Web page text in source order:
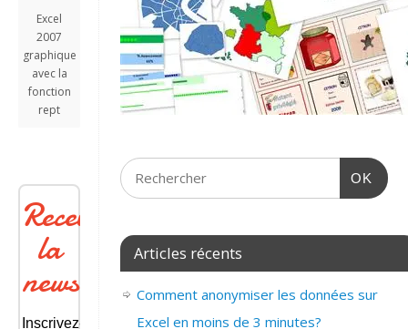
Excel
2007
graphique
avec la
fonction
rept
Recevoir
la
newsletter
Inscrivez-
OK
Articles récents
Comment anonymiser les données sur
Excel en moins de 3 minutes?